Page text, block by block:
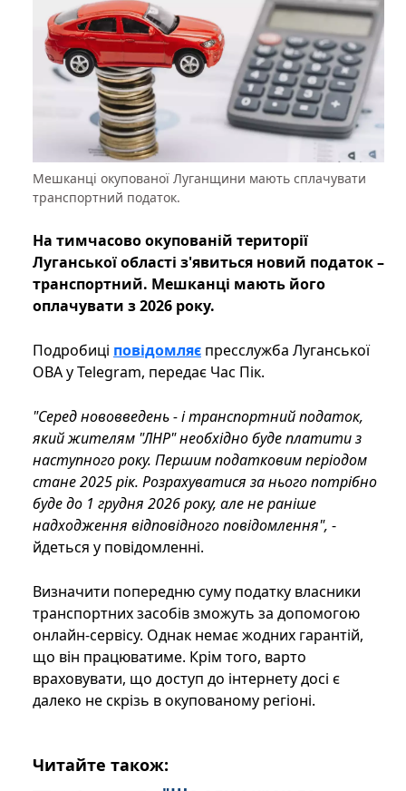
Мешканці окупованої Луганщини мають сплачувати
транспортний податок.
На тимчасово окупованій території
Луганської області з'явиться новий податок –
транспортний. Мешканці мають його
оплачувати з 2026 року.
Подробиці повідомляє пресслужба Луганської
ОВА у Telegram, передає Час Пік.
"Серед нововведень - і транспортний податок,
який жителям "ЛНР" необхідно буде платити з
наступного року. Першим податковим періодом
стане 2025 рік. Розрахуватися за нього потрібно
буде до 1 грудня 2026 року, але не раніше
надходження відповідного повідомлення", -
йдеться у повідомленні.
Визначити попередню суму податку власники
транспортних засобів зможуть за допомогою
онлайн-сервісу. Однак немає жодних гарантій,
що він працюватиме. Крім того, варто
враховувати, що доступ до інтернету досі є
далеко не скрізь в окупованому регіоні.
Читайте також: